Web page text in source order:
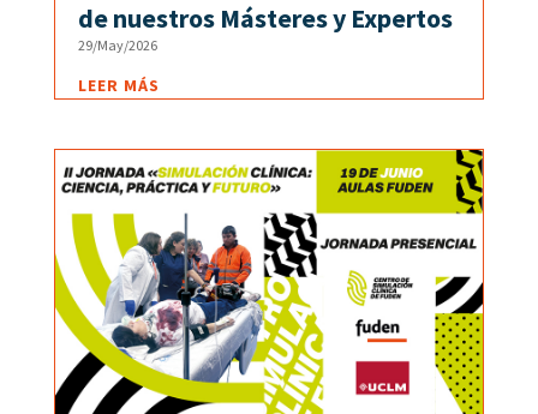
de nuestros Másteres y Expertos
29/May/2026
LEER MÁS